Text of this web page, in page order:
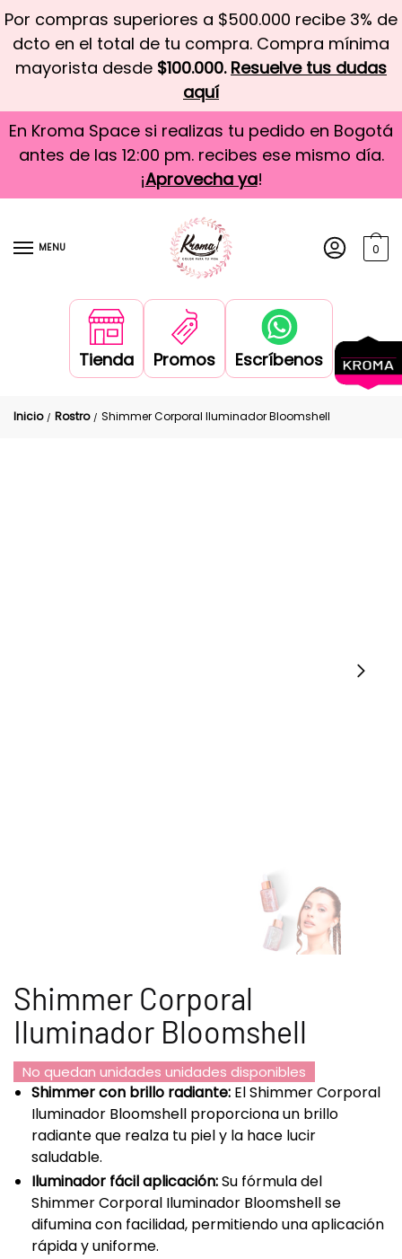
Por compras superiores a $500.000 recibe 3% de
dcto en el total de tu compra. Compra mínima
mayorista desde $100.000. Resuelve tus dudas
aquí
En Kroma Space si realizas tu pedido en Bogotá
antes de las 12:00 pm. recibes ese mismo día.
¡Aprovecha ya!
MENU 0
Tienda Promos Escríbenos
Inicio / Rostro / Shimmer Corporal Iluminador Bloomshell
Shimmer Corporal
Iluminador Bloomshell
No quedan unidades unidades disponibles
Shimmer con brillo radiante: El Shimmer Corporal
Iluminador Bloomshell proporciona un brillo
radiante que realza tu piel y la hace lucir
saludable.
Iluminador fácil aplicación:Su fórmula del
Shimmer Corporal Iluminador Bloomshell se
difumina con facilidad, permitiendo una aplicación
rápida y uniforme.